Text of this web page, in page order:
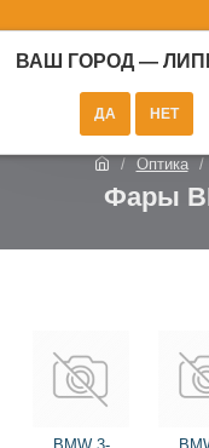
ВАШ ГОРОД —
Оптика
Фары